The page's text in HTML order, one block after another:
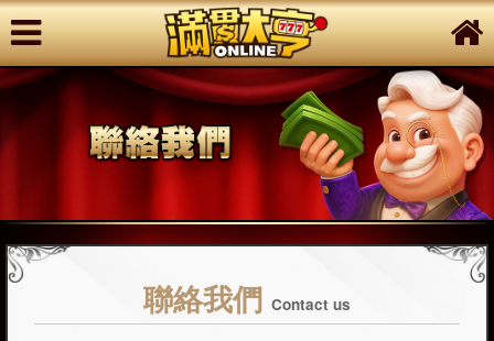
聯絡我們 Contact us